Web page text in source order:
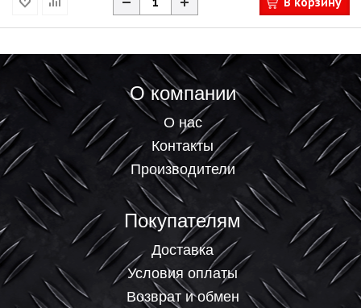
О компании
О нас
Контакты
Производители
Покупателям
Доставка
Условия оплаты
Возврат и обмен